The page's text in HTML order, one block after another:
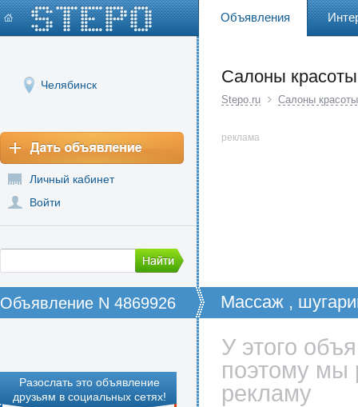
Объявления
Челябинск
Личный кабинет
Войти
Салоны красоты
Stepo.ru Салоны красоты
реклама
Объявление N 4869926
Массаж ,
обучение
Разослать это объявление
друзьям в социальных сетях!
У этого
поэтому мы
рекламу